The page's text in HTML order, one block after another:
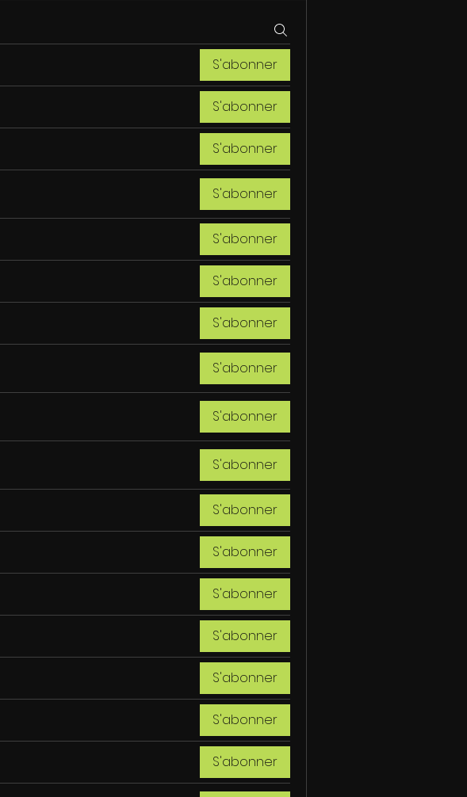
S'abonner
S'abonner
S'abonner
S'abonner
S'abonner
S'abonner
S'abonner
S'abonner
S'abonner
S'abonner
S'abonner
S'abonner
S'abonner
S'abonner
S'abonner
S'abonner
S'abonner